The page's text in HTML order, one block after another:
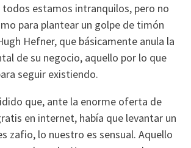
todos estamos intranquilos, pero no
para plantear un golpe de timón
Hefner, que básicamente anula la
de su negocio, aquello por lo que
seguir existiendo.
que, ante la enorme oferta de
en internet, había que levantar un
zafio, lo nuestro es sensual. Aquello